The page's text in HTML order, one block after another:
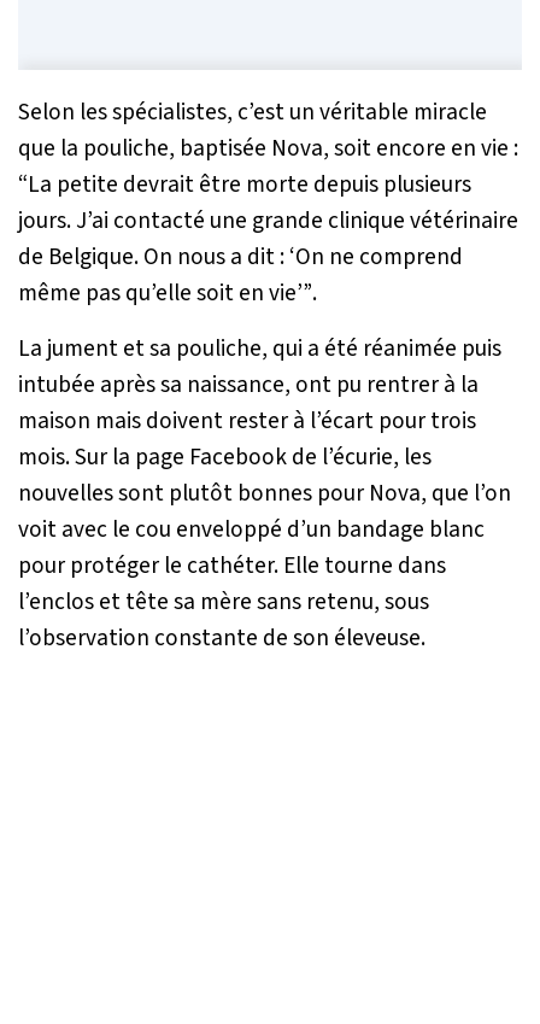
Selon les spécialistes, c’est un véritable miracle
que la pouliche, baptisée Nova, soit encore en vie :
“La petite devrait être morte depuis plusieurs
jours. J’ai contacté une grande clinique vétérinaire
de Belgique. On nous a dit : ‘On ne comprend
même pas qu’elle soit en vie’”.
La jument et sa pouliche, qui a été réanimée puis
intubée après sa naissance, ont pu rentrer à la
maison mais doivent rester à l’écart pour trois
mois. Sur la page Facebook de l’écurie, les
nouvelles sont plutôt bonnes pour Nova, que l’on
voit avec le cou enveloppé d’un bandage blanc
pour protéger le cathéter. Elle tourne dans
l’enclos et tête sa mère sans retenu, sous
l’observation constante de son éleveuse.